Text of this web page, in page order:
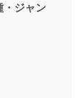
・ジャン